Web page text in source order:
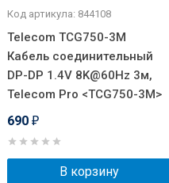
Код артикула: 844108
Telecom TCG750-3M
Кабель соединительный
DP-DP 1.4V 8K@60Hz 3м,
Telecom Pro <TCG750-3M>
690 ₽
В корзину